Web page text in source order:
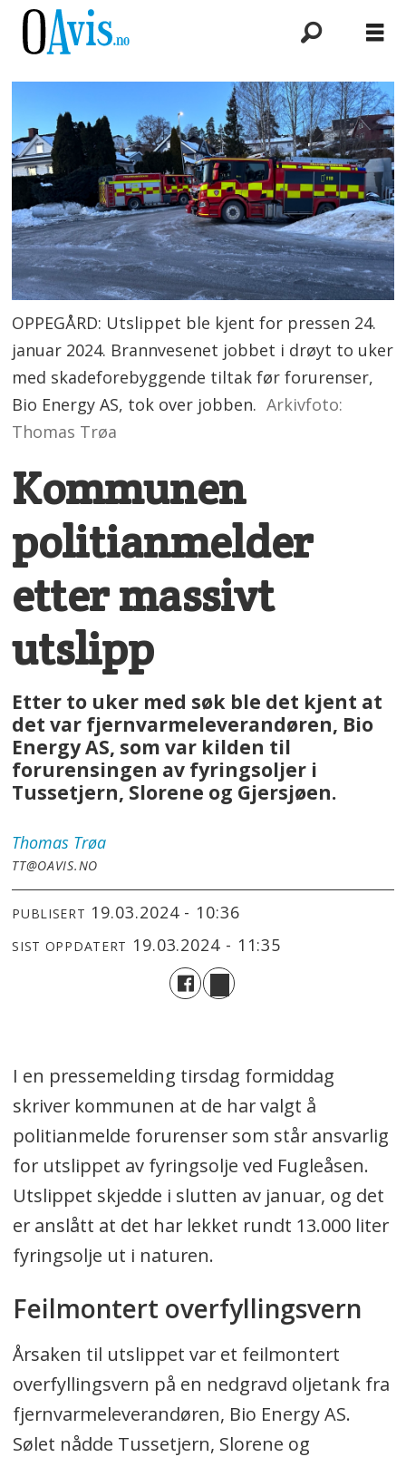
OPPEGÅRD: Utslippet ble kjent for pressen 24.
januar 2024. Brannvesenet jobbet i drøyt to uker
med skadeforebyggende tiltak før forurenser,
Bio Energy AS, tok over jobben. Arkivfoto:
Thomas Trøa
Kommunen
politianmelder
etter massivt
utslipp
Etter to uker med søk ble det kjent at
det var fjernvarmeleverandøren, Bio
Energy AS, som var kilden til
forurensingen av fyringsoljer i
Tussetjern, Slorene og Gjersjøen.
Thomas Trøa
TT@OAVIS.NO
PUBLISERT 19.03.2024 - 10:36
SIST OPPDATERT 19.03.2024 - 11:35
I en pressemelding tirsdag formiddag
skriver kommunen at de har valgt å
politianmelde forurenser som står ansvarlig
for utslippet av fyringsolje ved Fugleåsen.
Utslippet skjedde i slutten av januar, og det
er anslått at det har lekket rundt 13.000 liter
fyringsolje ut i naturen.
Feilmontert overfyllingsvern
Årsaken til utslippet var et feilmontert
overfyllingsvern på en nedgravd oljetank fra
fjernvarmeleverandøren, Bio Energy AS.
Sølet nådde Tussetjern, Slorene og